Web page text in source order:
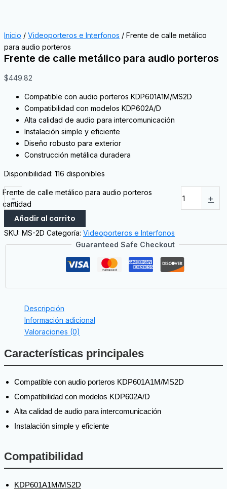
Inicio / Videoporteros e Interfonos / Frente de calle metálico
para audio porteros
Frente de calle metálico para audio porteros
$449.82
Compatible con audio porteros KDP601A1M/MS2D
Compatibilidad con modelos KDP602A/D
Alta calidad de audio para intercomunicación
Instalación simple y eficiente
Diseño robusto para exterior
Construcción metálica duradera
Disponibilidad: 116 disponibles
-
Frente de calle metálico para audio porteros
cantidad
+
Añadir al carrito
SKU: MS-2D Categoría: Videoporteros e Interfonos
Guaranteed Safe Checkout
Descripción
Información adicional
Valoraciones (0)
Características principales
Compatible con audio porteros KDP601A1M/MS2D
Compatibilidad con modelos KDP602A/D
Alta calidad de audio para intercomunicación
Instalación simple y eficiente
Compatibilidad
KDP601A1M/MS2D